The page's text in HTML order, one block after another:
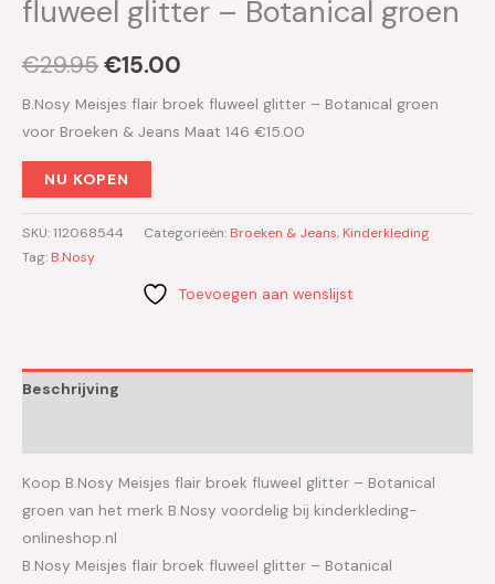
fluweel glitter – Botanical groen
€29.95€15.00
B.Nosy Meisjes flair broek fluweel glitter – Botanical groen
voor Broeken & Jeans Maat 146 €15.00
NU KOPEN
SKU:112068544 Categorieën: Broeken & Jeans, Kinderkleding
Tag: B.Nosy
Toevoegen aan wenslijst
Beschrijving
Koop B.Nosy Meisjes flair broek fluweel glitter – Botanical
groen van het merk B.Nosy voordelig bij kinderkleding-
onlineshop.nl
B.Nosy Meisjes flair broek fluweel glitter – Botanical